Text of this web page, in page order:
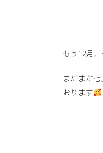
もう12月
まだまだ
おります